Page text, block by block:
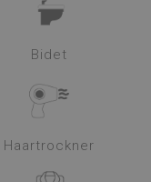
Bidet
Haartrockner